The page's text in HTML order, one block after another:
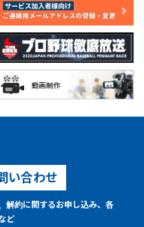
い合わせ
解約に関するお申し込み、各
ど